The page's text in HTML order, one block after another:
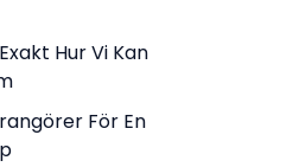
Hur Vi Kan
För En